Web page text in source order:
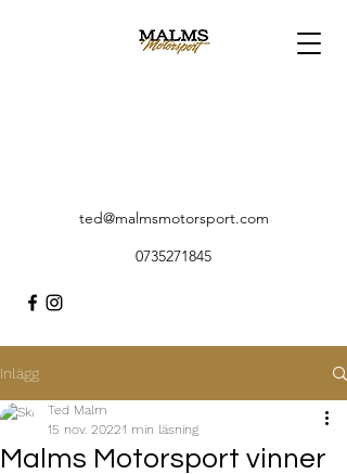
ted@malmsmotorsport.com
0735271845
Inlägg
Malms Motorsport vinner
Ted Malm
15 nov. 20221 min läsning